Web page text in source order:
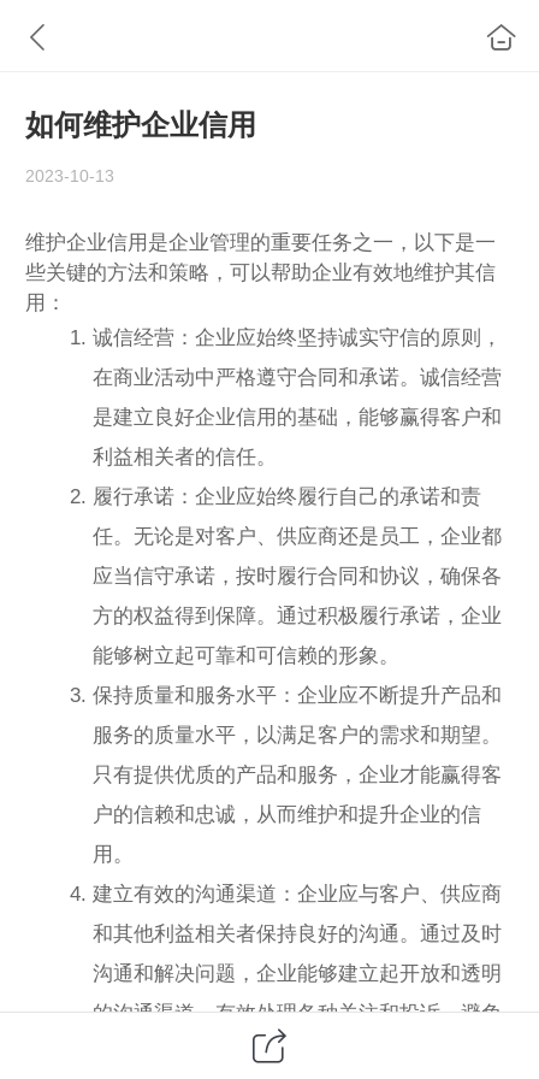
如何维护企业信用
2023-10-13
维护企业信用是企业管理的重要任务之一，以下是一
些关键的方法和策略，可以帮助企业有效地维护其信
用：
诚信经营：企业应始终坚持诚实守信的原则，
在商业活动中严格遵守合同和承诺。诚信经营
是建立良好企业信用的基础，能够赢得客户和
利益相关者的信任。
履行承诺：企业应始终履行自己的承诺和责
任。无论是对客户、供应商还是员工，企业都
应当信守承诺，按时履行合同和协议，确保各
方的权益得到保障。通过积极履行承诺，企业
能够树立起可靠和可信赖的形象。
保持质量和服务水平：企业应不断提升产品和
服务的质量水平，以满足客户的需求和期望。
只有提供优质的产品和服务，企业才能赢得客
户的信赖和忠诚，从而维护和提升企业的信
用。
建立有效的沟通渠道：企业应与客户、供应商
和其他利益相关者保持良好的沟通。通过及时
沟通和解决问题，企业能够建立起开放和透明
的沟通渠道，有效处理各种关注和投诉，避免
信用损失的发生。